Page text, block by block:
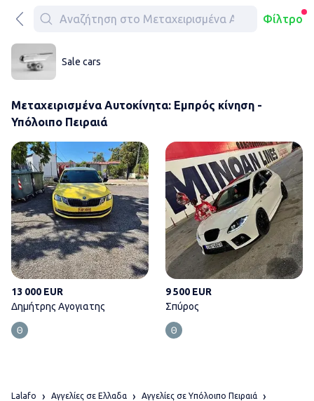
Φίλτρο
Sale cars
Μεταχειρισμένα Αυτοκίνητα: Εμπρός κίνηση -
Υπόλοιπο Πειραιά
Δημήτρης Αγογιατης
13 000 EUR
Δημήτρης Αγογιατης
9 500 EUR
Σπύρος
Lalafo Αγγελίες σε Ελλαδα
Αγγελίες σε Υπόλοιπο Πειραιά